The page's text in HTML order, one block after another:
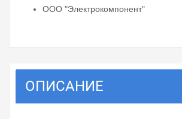
ООО "Электрокомпонент"
ОПИСАНИЕ